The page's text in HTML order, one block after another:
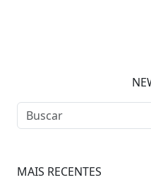
MAIS RECENTES